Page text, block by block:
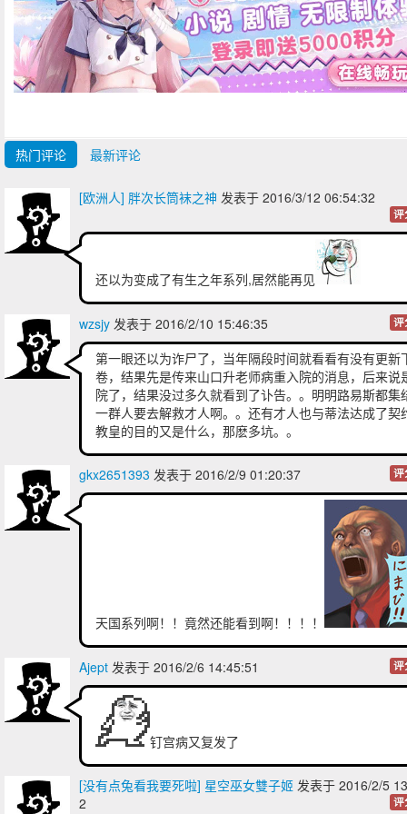
热门评论 最新评论
[欧洲人] 胖次长筒袜之神 发表于 2016/3/12 06:54:32
评
还以为变成了有生之年系列,居然能再见
wzsjy 发表于 2016/2/10 15:46:35 评
第一眼还以为诈尸了，当年隔段时间就看看有没有更新
卷，结果先是传来山口升老师病重入院的消息，后来说
院了，结果没过多久就看到了讣告。。明明路易斯都集
一群人要去解救才人啊。。还有才人也与蒂法达成了契
教皇的目的又是什么，那麽多坑。。
gkx2651393 发表于 2016/2/9 01:20:37 评
天国系列啊！！竟然还能看到啊！！！！
Ajept 发表于 2016/2/6 14:45:51 评
钉宫病又复发了
[没有点兔看我要死啦] 星空巫女雙子姬 发表于 2016/2/5
2
评